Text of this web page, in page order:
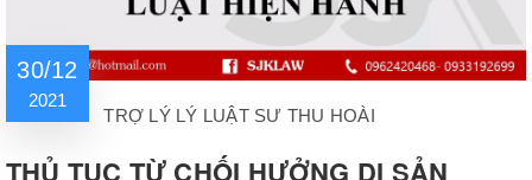
30/12
2021
TRỢ LÝ LÝ LUẬT SƯ THU HOÀI
THỦ TỤC TỪ CHỐI HƯỞNG DI SẢN